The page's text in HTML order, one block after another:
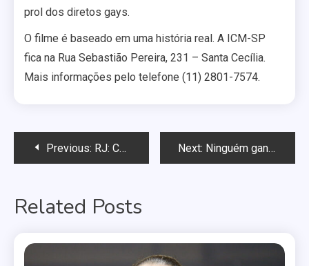
prol dos diretos gays.
O filme é baseado em uma história real. A ICM-SP
fica na Rua Sebastião Pereira, 231 – Santa Cecília.
Mais informações pelo telefone (11) 2801-7574.
Navegação
Post
Previous: RJ: Cabo Frio terá ato de repúdio contra pastor homofóbico Next: Ninguém ganha de nós no grito, diz articulador da eleição de Feliciano
Related Posts